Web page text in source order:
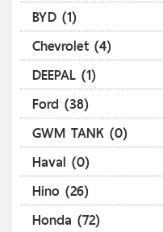
BYD (1)
Chevrolet (4)
DEEPAL (1)
Ford (38)
GWM TANK (0)
Haval (0)
Hino (26)
Honda (72)